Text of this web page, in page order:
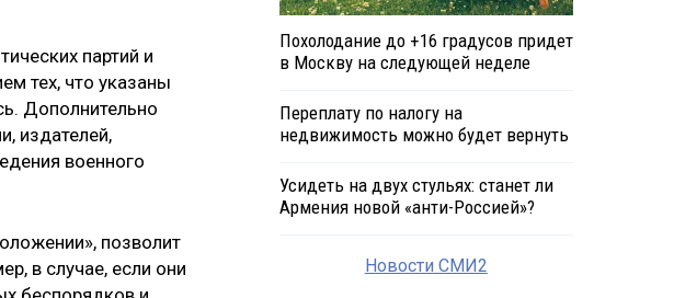
партий и
тех, что указаны
Дополнительно
издателей,
военного
позволит
в случае, если они
Похолодание до +16 градусов придет
в Москву на следующей неделе
Переплату по налогу на
недвижимость можно будет вернуть
Усидеть на двух стульях: станет ли
Армения новой «анти-Россией»?
Новости СМИ2